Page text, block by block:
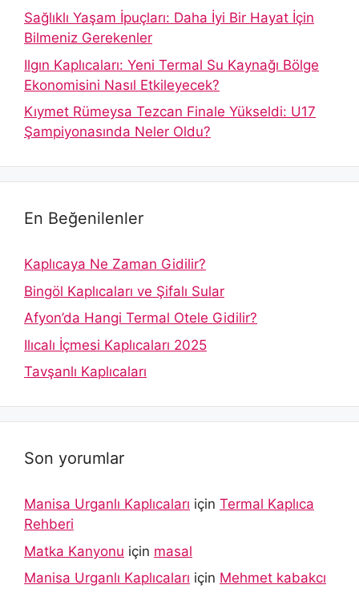
Sağlıklı Yaşam İpuçları: Daha İyi Bir Hayat İçin
Bilmeniz Gerekenler
Ilgın Kaplıcaları: Yeni Termal Su Kaynağı Bölge
Ekonomisini Nasıl Etkileyecek?
Kıymet Rümeysa Tezcan Finale Yükseldi: U17
Şampiyonasında Neler Oldu?
En Beğenilenler
Kaplıcaya Ne Zaman Gidilir?
Bingöl Kaplıcaları ve Şifalı Sular
Afyon’da Hangi Termal Otele Gidilir?
Ilıcalı İçmesi Kaplıcaları 2025
Tavşanlı Kaplıcaları
Son yorumlar
Manisa Urganlı Kaplıcaları için Termal Kaplıca
Rehberi
Matka Kanyonu için masal
Manisa Urganlı Kaplıcaları için Mehmet kabakcı